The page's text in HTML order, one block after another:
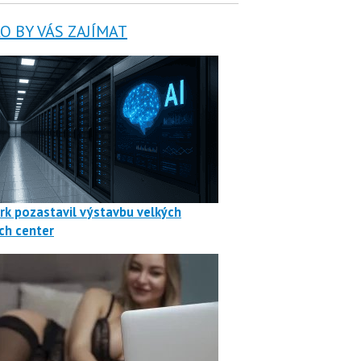
BY VÁS ZAJÍMAT
pozastavil výstavbu velkých
center